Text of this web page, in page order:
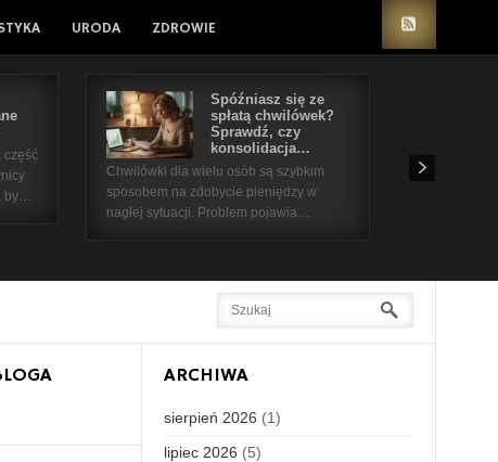
URODA ZDROWIE
część
by…
Spóźniasz się ze
spłatą chwilówek?
Sprawdź, czy
konsolidacja…
Chwilówki dla wielu osób są szybkim
sposobem na zdobycie pieniędzy w
nagłej sytuacji. Problem pojawia…
ARCHIWA
sierpień 2026 (1)
lipiec 2026 (5)